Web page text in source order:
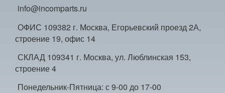
info@incomparts.ru
ОФИС 109382 г. Москва, Егорьевский проезд 2А,
строение 19, офис 14
СКЛАД 109341 г. Москва, ул. Люблинская 153,
строение 4
Понедельник-Пятница: с 9-00 до 17-00